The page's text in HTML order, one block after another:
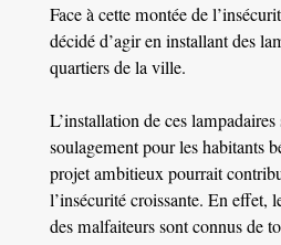
Face à cette montée de
décidé d’agir en installant des
quartiers de la ville.
L’installation de ces
soulagement pour les habitants
projet ambitieux pourrait
l’insécurité croissante. En effet,
des malfaiteurs sont connus de